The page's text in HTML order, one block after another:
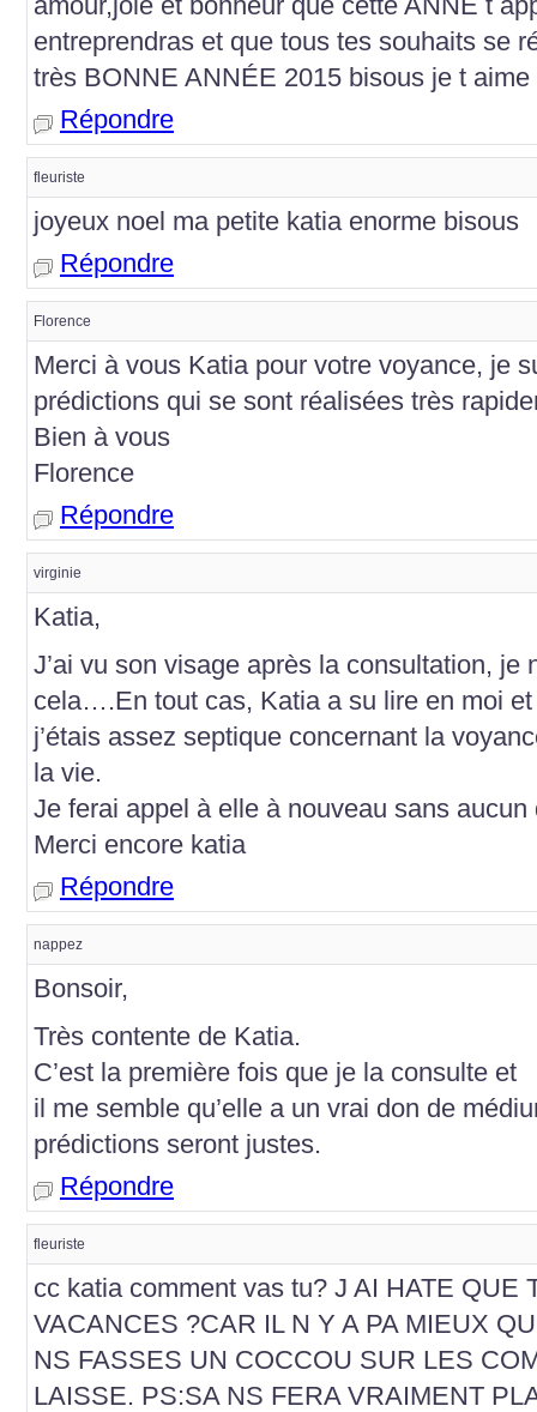
entreprendras et que tous tes souhaits se
très BONNE ANNÉE 2015 bisous je t
Répondre
fleuriste
joyeux noel ma petite katia enorme bisous
Répondre
Florence
Merci à vous Katia pour votre voyance, je
prédictions qui se sont réalisées très
Bien à vous
Florence
Répondre
virginie
Katia,
J’ai vu son visage après la consultation,
cela….En tout cas, Katia a su lire en moi et
j’étais assez septique concernant la
la vie.
Je ferai appel à elle à nouveau sans
Merci encore katia
Répondre
nappez
Bonsoir,
Très contente de Katia.
C’est la première fois que je la consulte et
il me semble qu’elle a un vrai don de
prédictions seront justes.
Répondre
fleuriste
cc katia comment vas tu? J AI HATE QUE
VACANCES ?CAR IL N Y A PA MIEUX
NS FASSES UN COCCOU SUR LES
LAISSE. PS:SA NS FERA VRAIMENT